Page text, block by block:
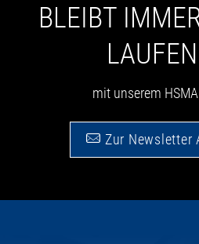
BLEIBT
mit unserem
Zur Newsletter